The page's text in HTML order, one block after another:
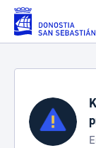
Eduki nagusira